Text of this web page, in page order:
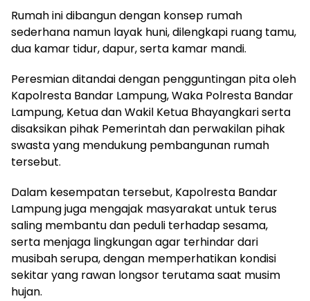
Rumah ini dibangun dengan konsep rumah
sederhana namun layak huni, dilengkapi ruang tamu,
dua kamar tidur, dapur, serta kamar mandi.
Peresmian ditandai dengan pengguntingan pita oleh
Kapolresta Bandar Lampung, Waka Polresta Bandar
Lampung, Ketua dan Wakil Ketua Bhayangkari serta
disaksikan pihak Pemerintah dan perwakilan pihak
swasta yang mendukung pembangunan rumah
tersebut.
Dalam kesempatan tersebut, Kapolresta Bandar
Lampung juga mengajak masyarakat untuk terus
saling membantu dan peduli terhadap sesama,
serta menjaga lingkungan agar terhindar dari
musibah serupa, dengan memperhatikan kondisi
sekitar yang rawan longsor terutama saat musim
hujan.